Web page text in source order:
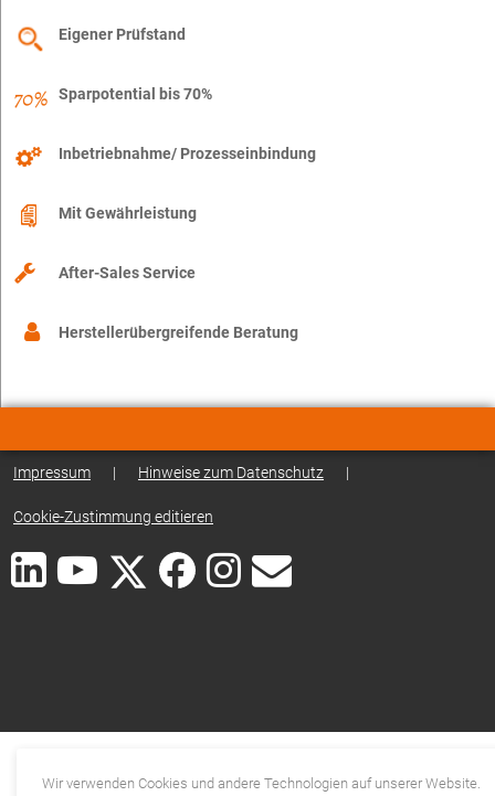
Eigener Prüfstand
Sparpotential bis 70%
Inbetriebnahme/ Prozesseinbindung
Mit Gewährleistung
After-Sales Service
Herstellerübergreifende Beratung
Impressum | Hinweise zum Datenschutz |
Cookie-Zustimmung editieren
Wir verwenden Cookies und andere Technologien auf unserer Website.